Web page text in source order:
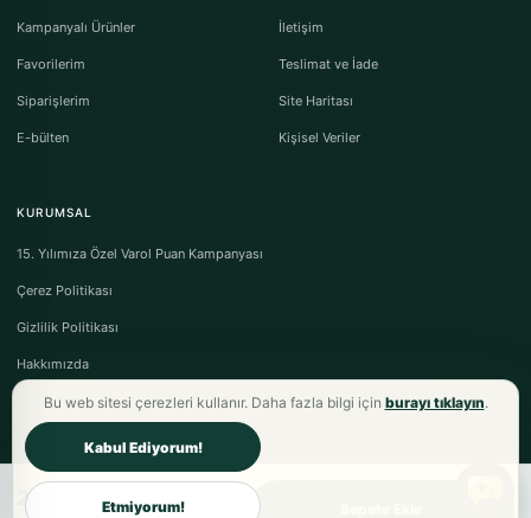
2.997,00TL
Kampanyalı Ürünler
Favorilerim
Siparişlerim
E-bülten
İletişim
Teslimat ve İade
Site Haritası
Kişisel Veriler
KURUMSAL
15. Yılımıza Özel Varol Puan Kampanyası
Çerez Politikası
Gizlilik Politikası
Hakkımızda
Varol Tekstil Ev Tekstili © 2026 - Tüm Hakları Saklıdır.
Mesafeli Satış Sözleşmesi·Ön Bilgilendirme Formu
Bu web sitesi çerezleri kullanır. Daha fazla bilgi için burayı tıklayın.
Kabul Ediyorum!
Etmiyorum!